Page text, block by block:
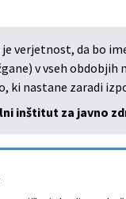
verjetnost, da bo
v vseh obdobjih
ki nastane zaradi
inštitut za javno